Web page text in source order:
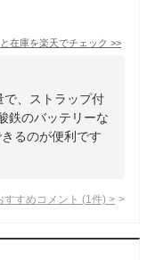
在庫を楽天でチェック >>
、ストラップ付
鉄のバッテリーな
るのが便利です
すすめコメント (1 件) >